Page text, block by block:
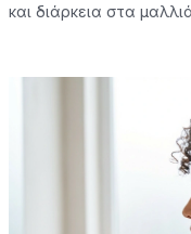
και διάρκεια στα